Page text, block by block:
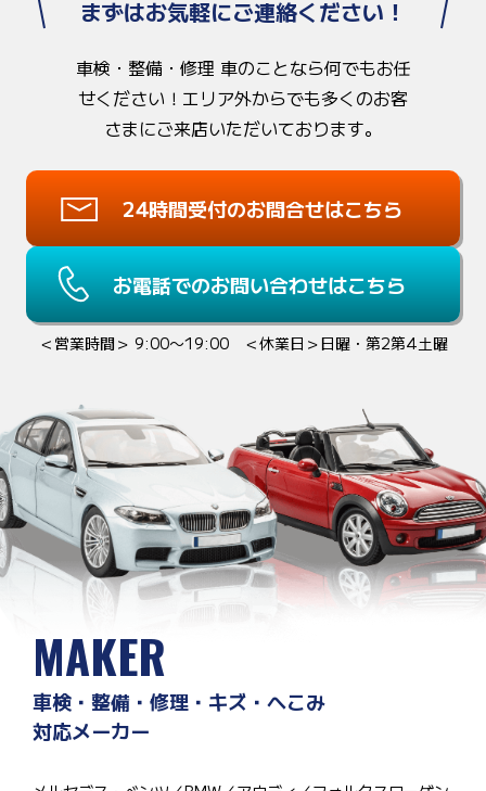
まずはお気軽にご連絡ください！
車検・整備・修理 車のことなら何でもお任
せください！ エリア外からでも多くのお客
さまにご来店いただいております。
24時間受付のお問合せはこちら
お電話でのお問い合わせはこちら
＜営業時間＞ 9:00〜19:00 ＜休業日＞日曜・第2第4土曜
MAKER
車検・整備・修理・キズ・へこみ
対応メーカー